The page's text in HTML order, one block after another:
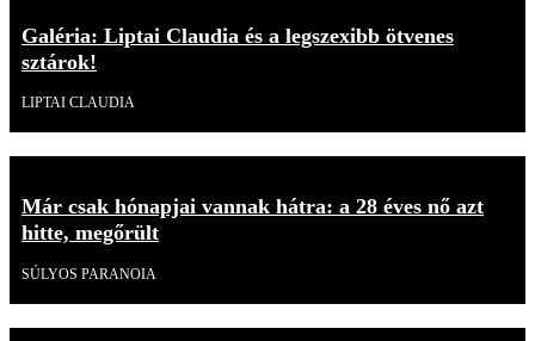
Galéria: Liptai Claudia és a legszexibb ötvenes
sztárok!
LIPTAI CLAUDIA
Már csak hónapjai vannak hátra: a 28 éves nő azt
hitte, megőrült
SÚLYOS PARANOIA